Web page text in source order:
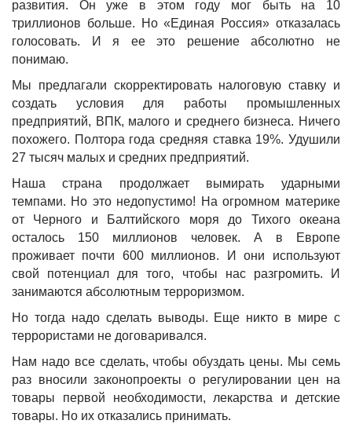
развития. Он уже в этом году мог быть на 10
триллионов больше. Но «Единая Россия» отказалась
голосовать. И я ее это решение абсолютно не
понимаю.
Мы предлагали скорректировать налоговую ставку и
создать условия для работы промышленных
предприятий, ВПК, малого и среднего бизнеса. Ничего
похожего. Полтора года средняя ставка 19%. Удушили
27 тысяч малых и средних предприятий.
Наша страна продолжает вымирать ударными
темпами. Но это недопустимо! На огромном материке
от Черного и Балтийского моря до Тихого океана
осталось 150 миллионов человек. А в Европе
проживает почти 600 миллионов. И они используют
свой потенциал для того, чтобы нас разгромить. И
занимаются абсолютным терроризмом.
Но тогда надо сделать выводы. Еще никто в мире с
террористами не договаривался.
Нам надо все сделать, чтобы обуздать цены. Мы семь
раз вносили законопроекты о регулировании цен на
товары первой необходимости, лекарства и детские
товары. Но их отказались принимать.